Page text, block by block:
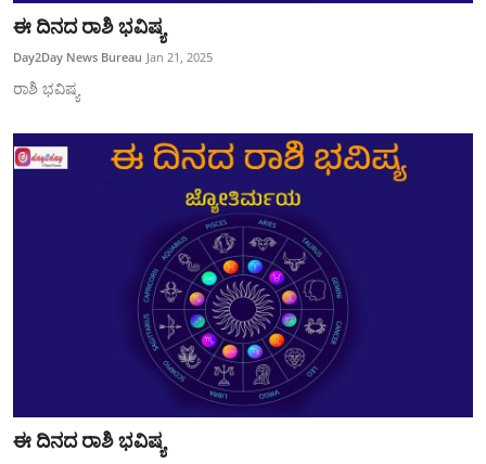
ಈ ದಿನದ ರಾಶಿ ಭವಿಷ್ಯ
Day2Day News Bureau Jan 21, 2025
ರಾಶಿ ಭವಿಷ್ಯ
ಈ ದಿನದ ರಾಶಿ ಭವಿಷ್ಯ